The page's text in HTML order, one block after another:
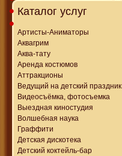
Каталог услуг
Артисты-Аниматоры
Аквагрим
Аква-тату
Аренда костюмов
Аттракционы
Ведущий на детский праздник
Видеосъёмка, фотосъемка
Выездная киностудия
Волшебная наука
Граффити
Детская дискотека
Детский коктейль-бар